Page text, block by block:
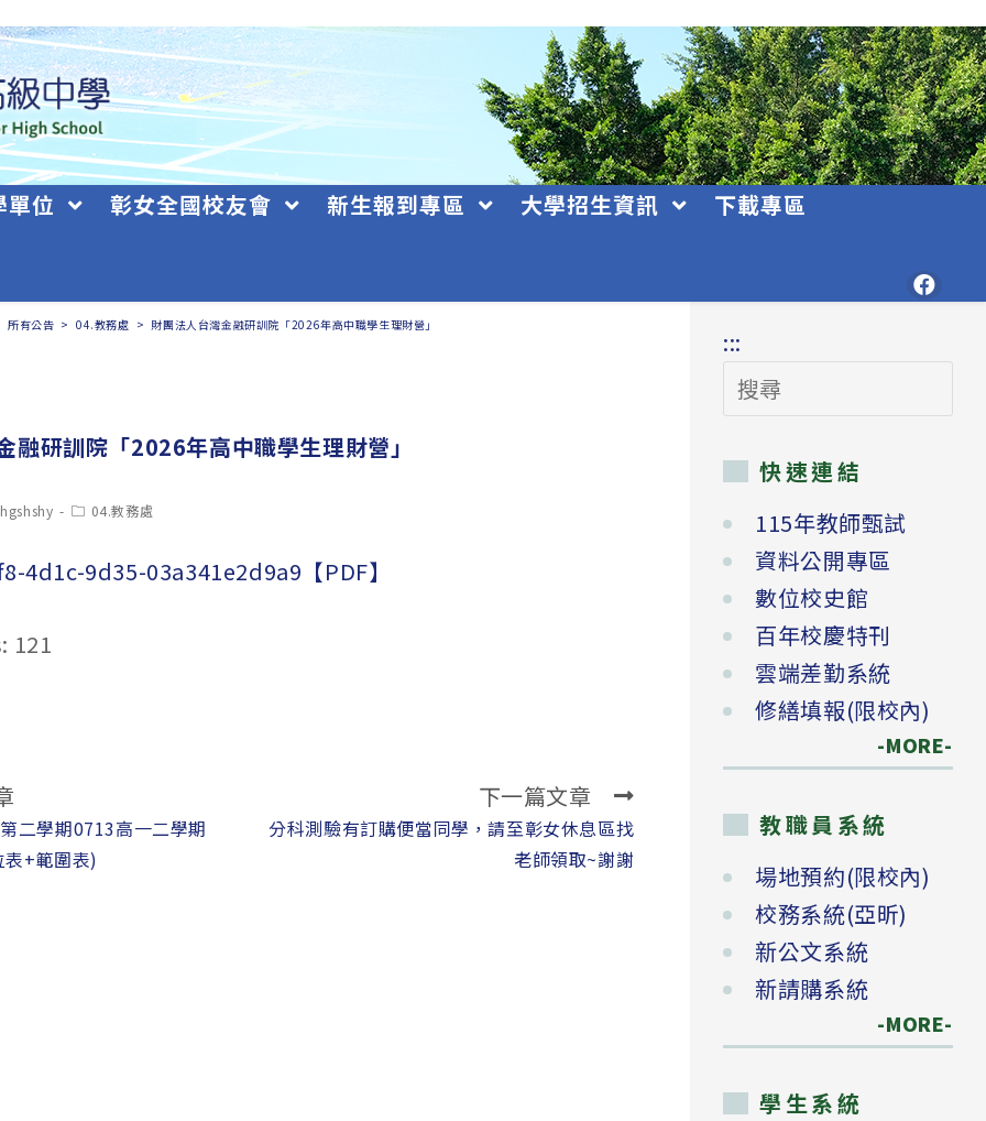
單位 彰女全國校友會 新生報到專區 大學招生資訊 下載專區
所有公告 > 04.教務處 > 財團法人台灣金融研訓院「2026年高中職學生理財營」
融研訓院「2026年高中職學生理財營」
Post04.教務處
4d1c-9d35-03a341e2d9a9【PDF】
121
二學期0713高一二學期
+範圍表)
下一篇文章
分科測驗有訂購便當同學，請至彰女休息區找
老師領取~謝謝
:::
搜
尋
快速連結
115年教師甄試
資料公開專區
數位校史館
百年校慶特刊
雲端差勤系統
修繕填報(限校內)
-MORE-
教職員系統
場地預約(限校內)
校務系統(亞昕)
新公文系統
新請購系統
-MORE-
學生系統